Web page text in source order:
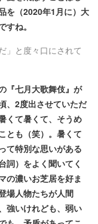
を（2020年1月に）大
ね。
と度々口にされて
『七月大歌舞伎』が
、2度出させていただ
くて暑くて、そうめ
とも（笑）。暑くて
て特別な思いがある
詞）をよく聞いてく
の濃いお芝居を好ま
場人物たちが人間
強いけれども、弱い